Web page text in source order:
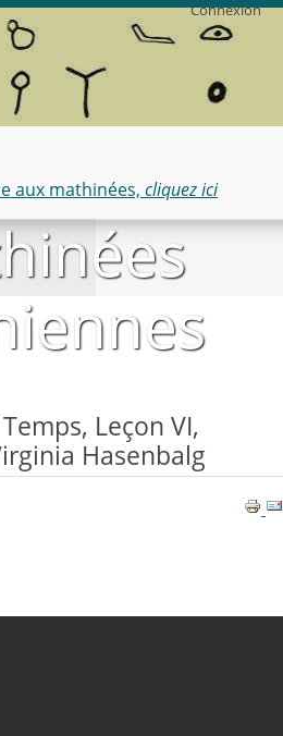
Connexion
aux mathinées, cliquez ici
Leçon VI,
Hasenbalg